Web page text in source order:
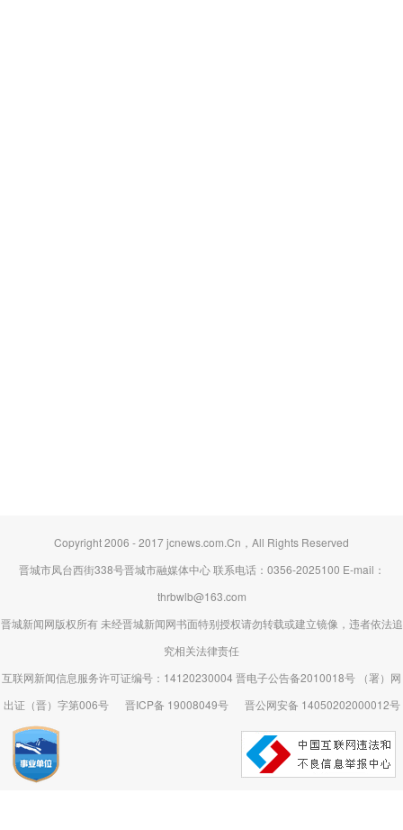
Copyright 2006 - 2017 jcnews.com.Cn，All Rights Reserved
晋城市凤台西街338号晋城市融媒体中心 联系电话：0356-2025100 E-mail：
thrbwlb@163.com
晋城新闻网版权所有 未经晋城新闻网书面特别授权请勿转载或建立镜像，违者依法追
究相关法律责任
互联网新闻信息服务许可证编号：14120230004 晋电子公告备2010018号 （署）网
出证（晋）字第006号
晋ICP备 19008049号 晋公网安备 14050202000012号